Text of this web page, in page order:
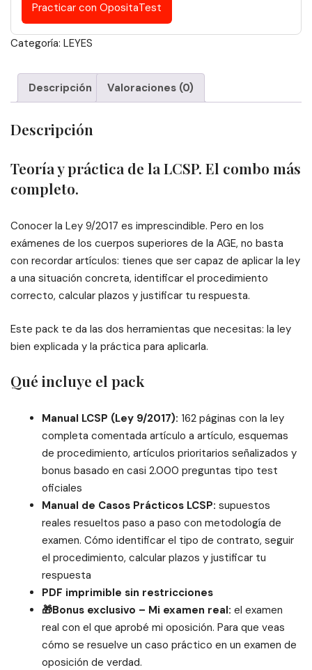
Practicar con OpositaTest
Categoría: LEYES
Descripción Valoraciones (0)
Descripción
Teoría y práctica de la LCSP. El combo más
completo.
Conocer la Ley 9/2017 es imprescindible. Pero en los
exámenes de los cuerpos superiores de la AGE, no basta
con recordar artículos: tienes que ser capaz de aplicar la ley
a una situación concreta, identificar el procedimiento
correcto, calcular plazos y justificar tu respuesta.
Este pack te da las dos herramientas que necesitas: la ley
bien explicada y la práctica para aplicarla.
Qué incluye el pack
Manual LCSP (Ley 9/2017): 162 páginas con la ley
completa comentada artículo a artículo, esquemas
de procedimiento, artículos prioritarios señalizados y
bonus basado en casi 2.000 preguntas tipo test
oficiales
Manual de Casos Prácticos LCSP: supuestos
reales resueltos paso a paso con metodología de
examen. Cómo identificar el tipo de contrato, seguir
el procedimiento, calcular plazos y justificar tu
respuesta
PDF imprimible sin restricciones
🎁Bonus exclusivo – Mi examen real: el examen
real con el que aprobé mi oposición. Para que veas
cómo se resuelve un caso práctico en un examen de
oposición de verdad.